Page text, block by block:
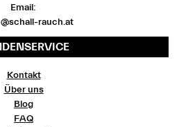
Email:
rauch.at
Kontakt
Über uns
Blog
FAQ